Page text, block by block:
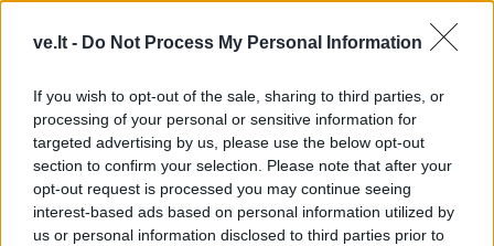
ve.lt - Do Not Process My Personal Information
If you wish to opt-out of the sale, sharing to third parties, or
processing of your personal or sensitive information for
targeted advertising by us, please use the below opt-out
section to confirm your selection. Please note that after your
opt-out request is processed you may continue seeing
interest-based ads based on personal information utilized by
us or personal information disclosed to third parties prior to